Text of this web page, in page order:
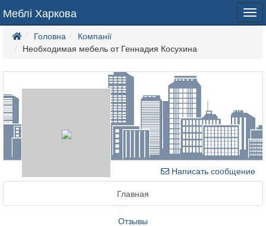
Меблі Харкова
Головна
Компанії
Необходимая мебель от Геннадия Косухина
Написать сообщение
Главная
Отзывы